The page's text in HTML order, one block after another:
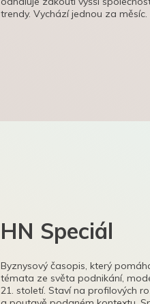
trendy. Vychází jednou za měsíc.
HN Speciál
Byznysový časopis, který
témata ze světa podnikání,
21. století. Staví na profilových